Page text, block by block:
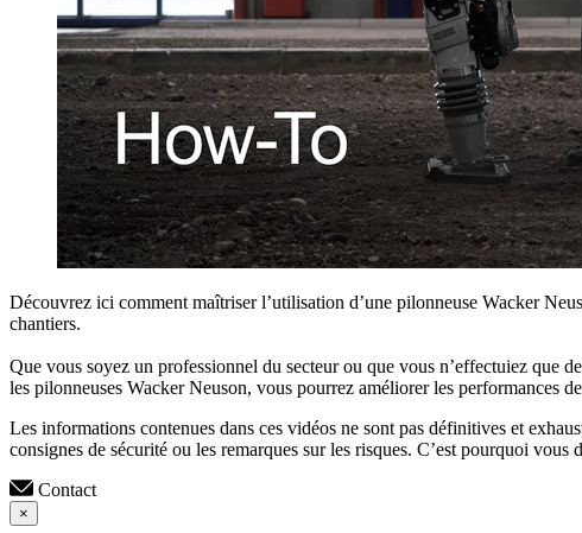
Découvrez ici comment maîtriser l’utilisation d’une pilonneuse Wacker
chantiers.
Que vous soyez un professionnel du secteur ou que vous n’effectuiez que
les pilonneuses Wacker Neuson, vous pourrez améliorer les performances
Les informations contenues dans ces vidéos ne sont pas définitives et
consignes de sécurité ou les remarques sur les risques. C’est pourquoi
Contact
×